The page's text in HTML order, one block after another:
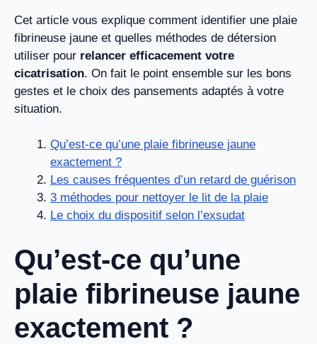
Cet article vous explique comment identifier une plaie
fibrineuse jaune et quelles méthodes de détersion
utiliser pour relancer efficacement votre
cicatrisation. On fait le point ensemble sur les bons
gestes et le choix des pansements adaptés à votre
situation.
Qu’est-ce qu’une plaie fibrineuse jaune
exactement ?
Les causes fréquentes d’un retard de guérison
3 méthodes pour nettoyer le lit de la plaie
Le choix du dispositif selon l’exsudat
Qu’est-ce qu’une
plaie fibrineuse jaune
exactement ?